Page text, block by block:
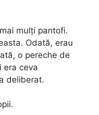
mulți pantofi.
Odată, erau
o pereche de
era ceva
deliberat.